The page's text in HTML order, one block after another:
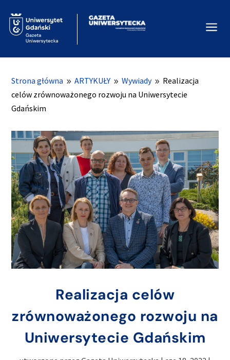
a
Strona główna 9 ARTYKUŁY 9 Wywiady 9 Realizacja
celów zrównoważonego rozwoju na Uniwersytecie
Gdańskim
Realizacja celów
zrównoważonego rozwoju na
Uniwersytecie Gdańskim